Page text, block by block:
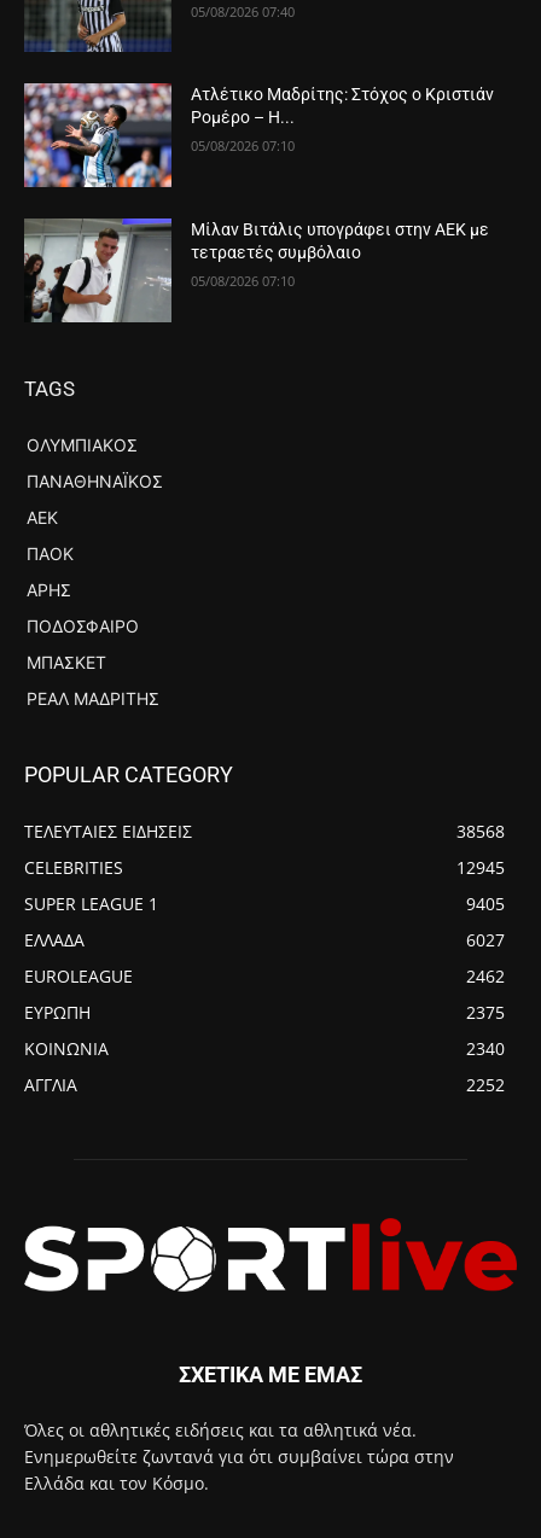
05/08/2026 07:40
Ατλέτικο Μαδρίτης: Στόχος ο Κριστιάν
Ρομέρο – Η...
05/08/2026 07:10
Μίλαν Βιτάλις υπογράφει στην ΑΕΚ με
τετραετές συμβόλαιο
05/08/2026 07:10
TAGS
ΟΛΥΜΠΙΑΚΌΣ
ΠΑΝΑΘΗΝΑΪΚΌΣ
ΑΕΚ
ΠΑΟΚ
ΆΡΗΣ
ΠΟΔΌΣΦΑΙΡΟ
ΜΠΆΣΚΕΤ
ΡΕΆΛ ΜΑΔΡΊΤΗΣ
POPULAR CATEGORY
ΤΕΛΕΥΤΑΙΕΣ ΕΙΔΗΣΕΙΣ
38568
CELEBRITIES
12945
SUPER LEAGUE 1
9405
ΕΛΛΑΔΑ
6027
EUROLEAGUE
2462
ΕΥΡΩΠΗ
2375
ΚΟΙΝΩΝΙΑ
2340
ΑΓΓΛΙΑ
2252
ΣΧΕΤΙΚΑ ΜΕ ΕΜΑΣ
Όλες οι αθλητικές ειδήσεις και τα αθλητικά νέα.
Ενημερωθείτε ζωντανά για ότι συμβαίνει τώρα στην
Ελλάδα και τον Κόσμο.